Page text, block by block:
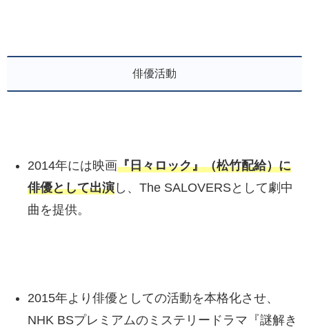
俳優活動
2014年には映画『日々ロック』（松竹配給）に
俳優として出演し、The SALOVERSとして劇中
曲を提供。
2015年より俳優としての活動を本格化させ、
NHK BSプレミアムのミステリードラマ『謎解き